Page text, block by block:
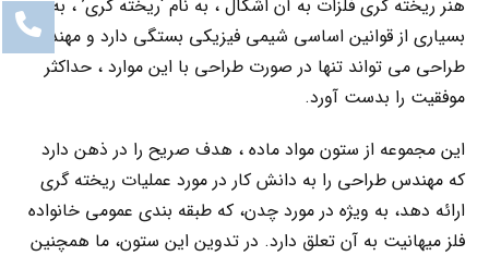
هنر ریخته گری فلزات به آن اشکال ، به نام ‘ریخته گری’ ، به
بسیاری از قوانین اساسی شیمی فیزیکی بستگی دارد و مهندس
طراحی می تواند تنها در صورت طراحی با این موارد ، حداکثر
موفقیت را بدست آورد.
این مجموعه از ستون مواد ماده ، هدف صریح را در ذهن دارد
که مهندس طراحی را به دانش کار در مورد عملیات ریخته گری
ارائه دهد، به ویژه در مورد چدن، که طبقه بندی عمومی خانواده
فلز میهانیت به آن تعلق دارد. در تدوین این ستون، ما همچنین